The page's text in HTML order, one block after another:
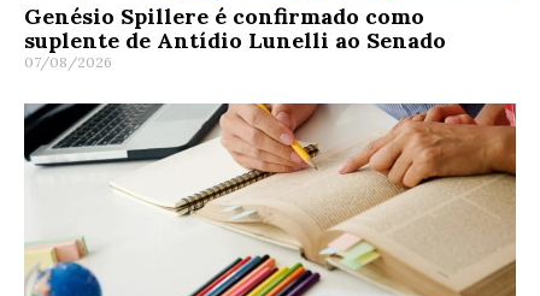
Genésio Spillere é confirmado como
suplente de Antídio Lunelli ao Senado
07/08/2026